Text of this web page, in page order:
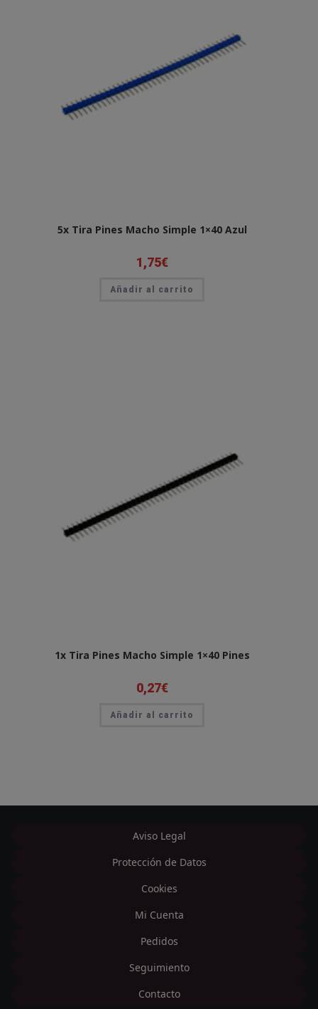
5x Tira Pines Macho Simple 1×40 Azul
1,75€
Añadir al carrito
1x Tira Pines Macho Simple 1×40 Pines
0,27€
Añadir al carrito
Aviso Legal
Protección de Datos
Cookies
Mi Cuenta
Pedidos
Seguimiento
Contacto